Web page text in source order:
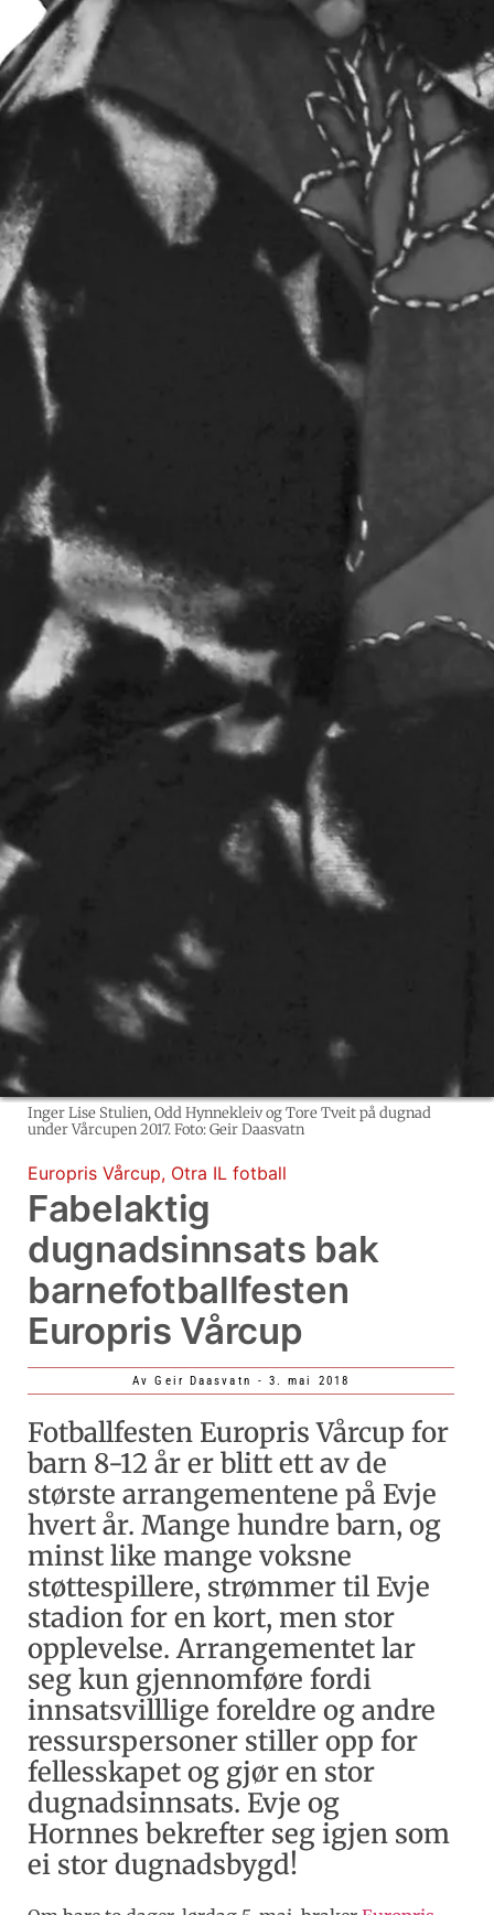
Inger Lise Stulien, Odd Hynnekleiv og Tore Tveit på dugnad
under Vårcupen 2017. Foto: Geir Daasvatn
Europris Vårcup, Otra IL fotball
Fabelaktig
dugnadsinnsats bak
barnefotballfesten
Europris Vårcup
Av Geir Daasvatn - 3. mai 2018
Fotballfesten Europris Vårcup for
barn 8-12 år er blitt ett av de
største arrangementene på Evje
hvert år. Mange hundre barn, og
minst like mange voksne
støttespillere, strømmer til Evje
stadion for en kort, men stor
opplevelse. Arrangementet lar
seg kun gjennomføre fordi
innsatsvilllige foreldre og andre
ressurspersoner stiller opp for
fellesskapet og gjør en stor
dugnadsinnsats. Evje og
Hornnes bekrefter seg igjen som
ei stor dugnadsbygd!